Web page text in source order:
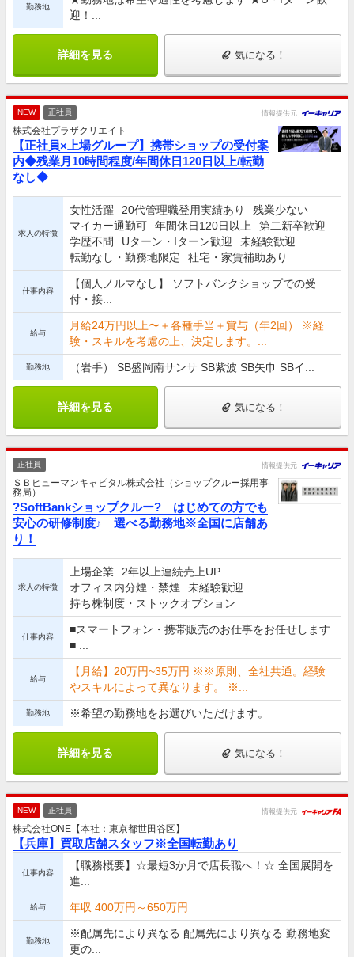
勤務地
迎！...
詳細を見る 気になる！
NEW 正社員 情報提供元
株式会社プラザクリエイト
【正社員×上場グループ】携帯ショップの受付案
内◆残業月10時間程度/年間休日120日以上/転勤
なし◆
求人の特徴
女性活躍 20代管理職登用実績あり
残業少ない
マイカー通勤可
年間休日120日以上
第二新卒歓迎
学歴不問
Uターン・Iターン歓迎
未経験歓迎
転勤なし・勤務地限定
社宅・家賃補助あり
仕事内容
【個人ノルマなし】 ソフトバンクショップでの受
付・接...
給与
月給24万円以上〜＋各種手当＋賞与（年2回） ※経
験・スキルを考慮の上、決定します。...
勤務地 （岩手） SB盛岡南サンサ SB紫波 SB矢巾 SBイ...
詳細を見る 気になる！
正社員 情報提供元
ＳＢヒューマンキャピタル株式会社（ショップクルー採用事
務局）
?SoftBankショップクルー? はじめての方でも
安心の研修制度♪ 選べる勤務地※全国に店舗あ
り！
求人の特徴
上場企業
2年以上連続売上UP
オフィス内分煙・禁煙
未経験歓迎
持ち株制度・ストックオプション
仕事内容
■スマートフォン・携帯販売のお仕事をお任せします
■ ...
給与
【月給】20万円~35万円 ※※原則、全社共通。経験
やスキルによって異なります。 ※...
勤務地 ※希望の勤務地をお選びいただけます。
詳細を見る 気になる！
NEW 正社員 情報提供元
株式会社ONE【本社：東京都世田谷区】
【兵庫】買取店舗スタッフ※全国転勤あり
仕事内容
【職務概要】☆最短3か月で店長職へ！☆ 全国展開を
進...
給与 年収 400万円～650万円
勤務地
※配属先により異なる 配属先により異なる 勤務地変
更の...